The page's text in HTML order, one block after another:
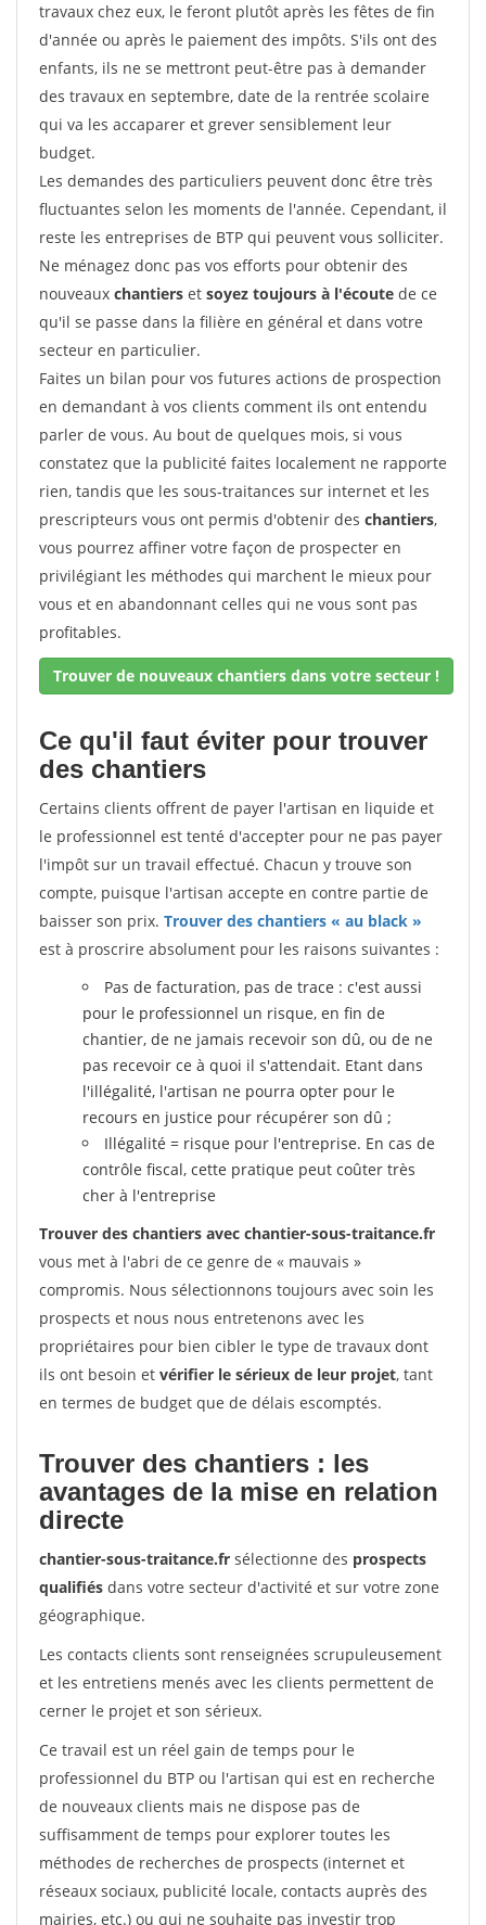
travaux chez eux, le feront plutôt après les fêtes de fin
d'année ou après le paiement des impôts. S'ils ont des
enfants, ils ne se mettront peut-être pas à demander
des travaux en septembre, date de la rentrée scolaire
qui va les accaparer et grever sensiblement leur
budget.
Les demandes des particuliers peuvent donc être très
fluctuantes selon les moments de l'année. Cependant, il
reste les entreprises de BTP qui peuvent vous solliciter.
Ne ménagez donc pas vos efforts pour obtenir des
nouveaux chantiers et soyez toujours à l'écoute de ce
qu'il se passe dans la filière en général et dans votre
secteur en particulier.
Faites un bilan pour vos futures actions de prospection
en demandant à vos clients comment ils ont entendu
parler de vous. Au bout de quelques mois, si vous
constatez que la publicité faites localement ne rapporte
rien, tandis que les sous-traitances sur internet et les
prescripteurs vous ont permis d'obtenir des chantiers,
vous pourrez affiner votre façon de prospecter en
privilégiant les méthodes qui marchent le mieux pour
vous et en abandonnant celles qui ne vous sont pas
profitables.
Trouver de nouveaux chantiers dans votre secteur !
Ce qu'il faut éviter pour trouver
des chantiers
Certains clients offrent de payer l'artisan en liquide et
le professionnel est tenté d'accepter pour ne pas payer
l'impôt sur un travail effectué. Chacun y trouve son
compte, puisque l'artisan accepte en contre partie de
baisser son prix. Trouver des chantiers « au black »
est à proscrire absolument pour les raisons suivantes :
Pas de facturation, pas de trace : c'est aussi
pour le professionnel un risque, en fin de
chantier, de ne jamais recevoir son dû, ou de ne
pas recevoir ce à quoi il s'attendait. Etant dans
l'illégalité, l'artisan ne pourra opter pour le
recours en justice pour récupérer son dû ;
Illégalité = risque pour l'entreprise. En cas de
contrôle fiscal, cette pratique peut coûter très
cher à l'entreprise
Trouver des chantiers avec chantier-sous-traitance.fr
vous met à l'abri de ce genre de « mauvais »
compromis. Nous sélectionnons toujours avec soin les
prospects et nous nous entretenons avec les
propriétaires pour bien cibler le type de travaux dont
ils ont besoin et vérifier le sérieux de leur projet, tant
en termes de budget que de délais escomptés.
Trouver des chantiers : les
avantages de la mise en relation
directe
chantier-sous-traitance.fr sélectionne des prospects
qualifiés dans votre secteur d'activité et sur votre zone
géographique.
Les contacts clients sont renseignées scrupuleusement
et les entretiens menés avec les clients permettent de
cerner le projet et son sérieux.
Ce travail est un réel gain de temps pour le
professionnel du BTP ou l'artisan qui est en recherche
de nouveaux clients mais ne dispose pas de
suffisamment de temps pour explorer toutes les
méthodes de recherches de prospects (internet et
réseaux sociaux, publicité locale, contacts auprès des
mairies, etc.) ou qui ne souhaite pas investir trop